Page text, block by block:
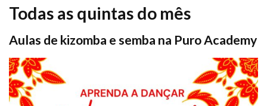
Todas as quintas do mês
Aulas de kizomba e semba na Puro Academy